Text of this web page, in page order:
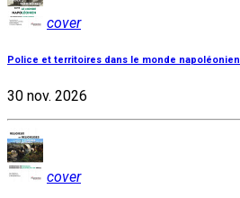
cover
Police et territoires dans le monde napoléonien
30 nov. 2026
cover